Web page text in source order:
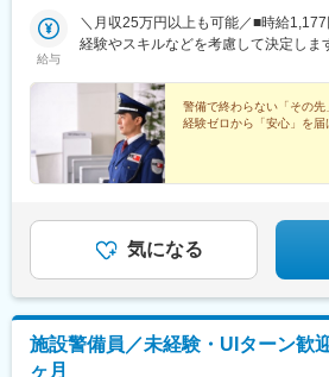
◇社会的意義の高い現場で活躍できる
お任せするのは、社会インフラを支え
り活かせる環境です。 一般的な施設
れるからこそ、施設警備1級の資格が
◇全国から応募可能◎
勤務地は福井県または石川県の原発施
が全額負担します。 「今の地域では
い」 「条件の良い仕事があるなら、
う方も安心してご応募ください。
■こんな方からのご応募お待ちしてい
収入が変わらない」 「もっと評価され
も叶います。※受動喫煙対策：あり
給与
＼月収25万円以上も可能／■時給
経験やスキルなどを考慮して決定しま
与の支払いが可能なサービス『
定あり）。
警備で終わらない「その先
経験ゼロから「安心」を
気になる
施設警備員／未経験・UIターン歓
ヶ月